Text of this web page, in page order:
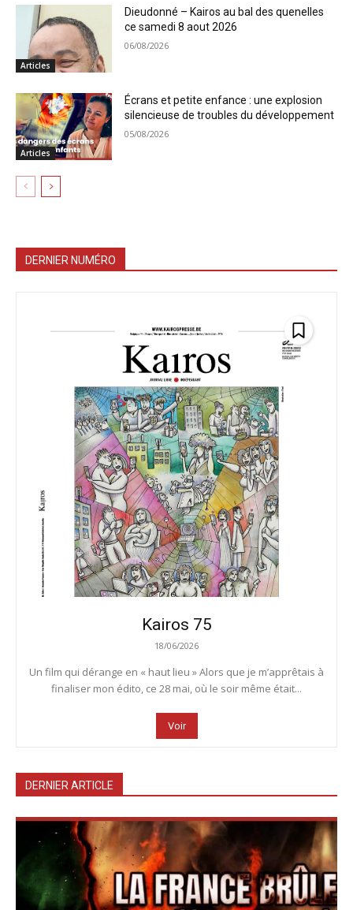
Articles
Dieudonné – Kairos au bal des quenelles
ce samedi 8 aout 2026
06/08/2026
Articles
Écrans et petite enfance : une explosion
silencieuse de troubles du développement
05/08/2026
DERNIER NUMÉRO
Kairos 75
18/06/2026
Un film qui dérange en « haut lieu » Alors que je m’apprêtais à
finaliser mon édito, ce 28 mai, où le soir même était...
Voir
DERNIER ARTICLE